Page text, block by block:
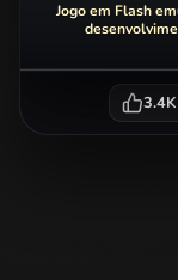
Jogo em Flash
3.4K